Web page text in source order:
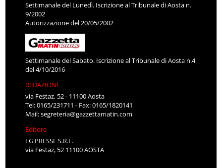
Settimanale del Lunedì. Iscrizione al Tribunale di Aosta n.
9/2002
Autorizzazione del 20/05/2002
Settimanale del Sabato. Iscrizione al Tribunale di Aosta n.4
del 4/10/2016
REDAZIONE
via Festaz, 52 - 11100 Aosta
Tel: 0165/231711 - Fax: 0165/1820141
Mail:segreteria@gazzettamatin.com
Editore
LG PRESSE S.R.L.
via Festaz, 52 11100 AOSTA